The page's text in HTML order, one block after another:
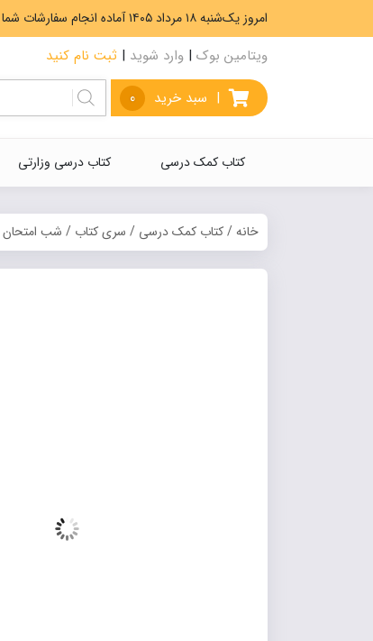
امروز یک‌شنبه ۱۸ مرداد ۱۴۰۵ آماده انجام سفارشات شما عزیزان هستیم. ارسال رایگان سفارشات بیشتر از 5،000،000 تومان.
ویتامین بوک | وارد شوید | ثبت نام کنید
| سبد خرید 0
کتاب کمک درسی کتاب درسی وزارتی
خانه/کتاب کمک درسی / سری کتاب / شب امتحان